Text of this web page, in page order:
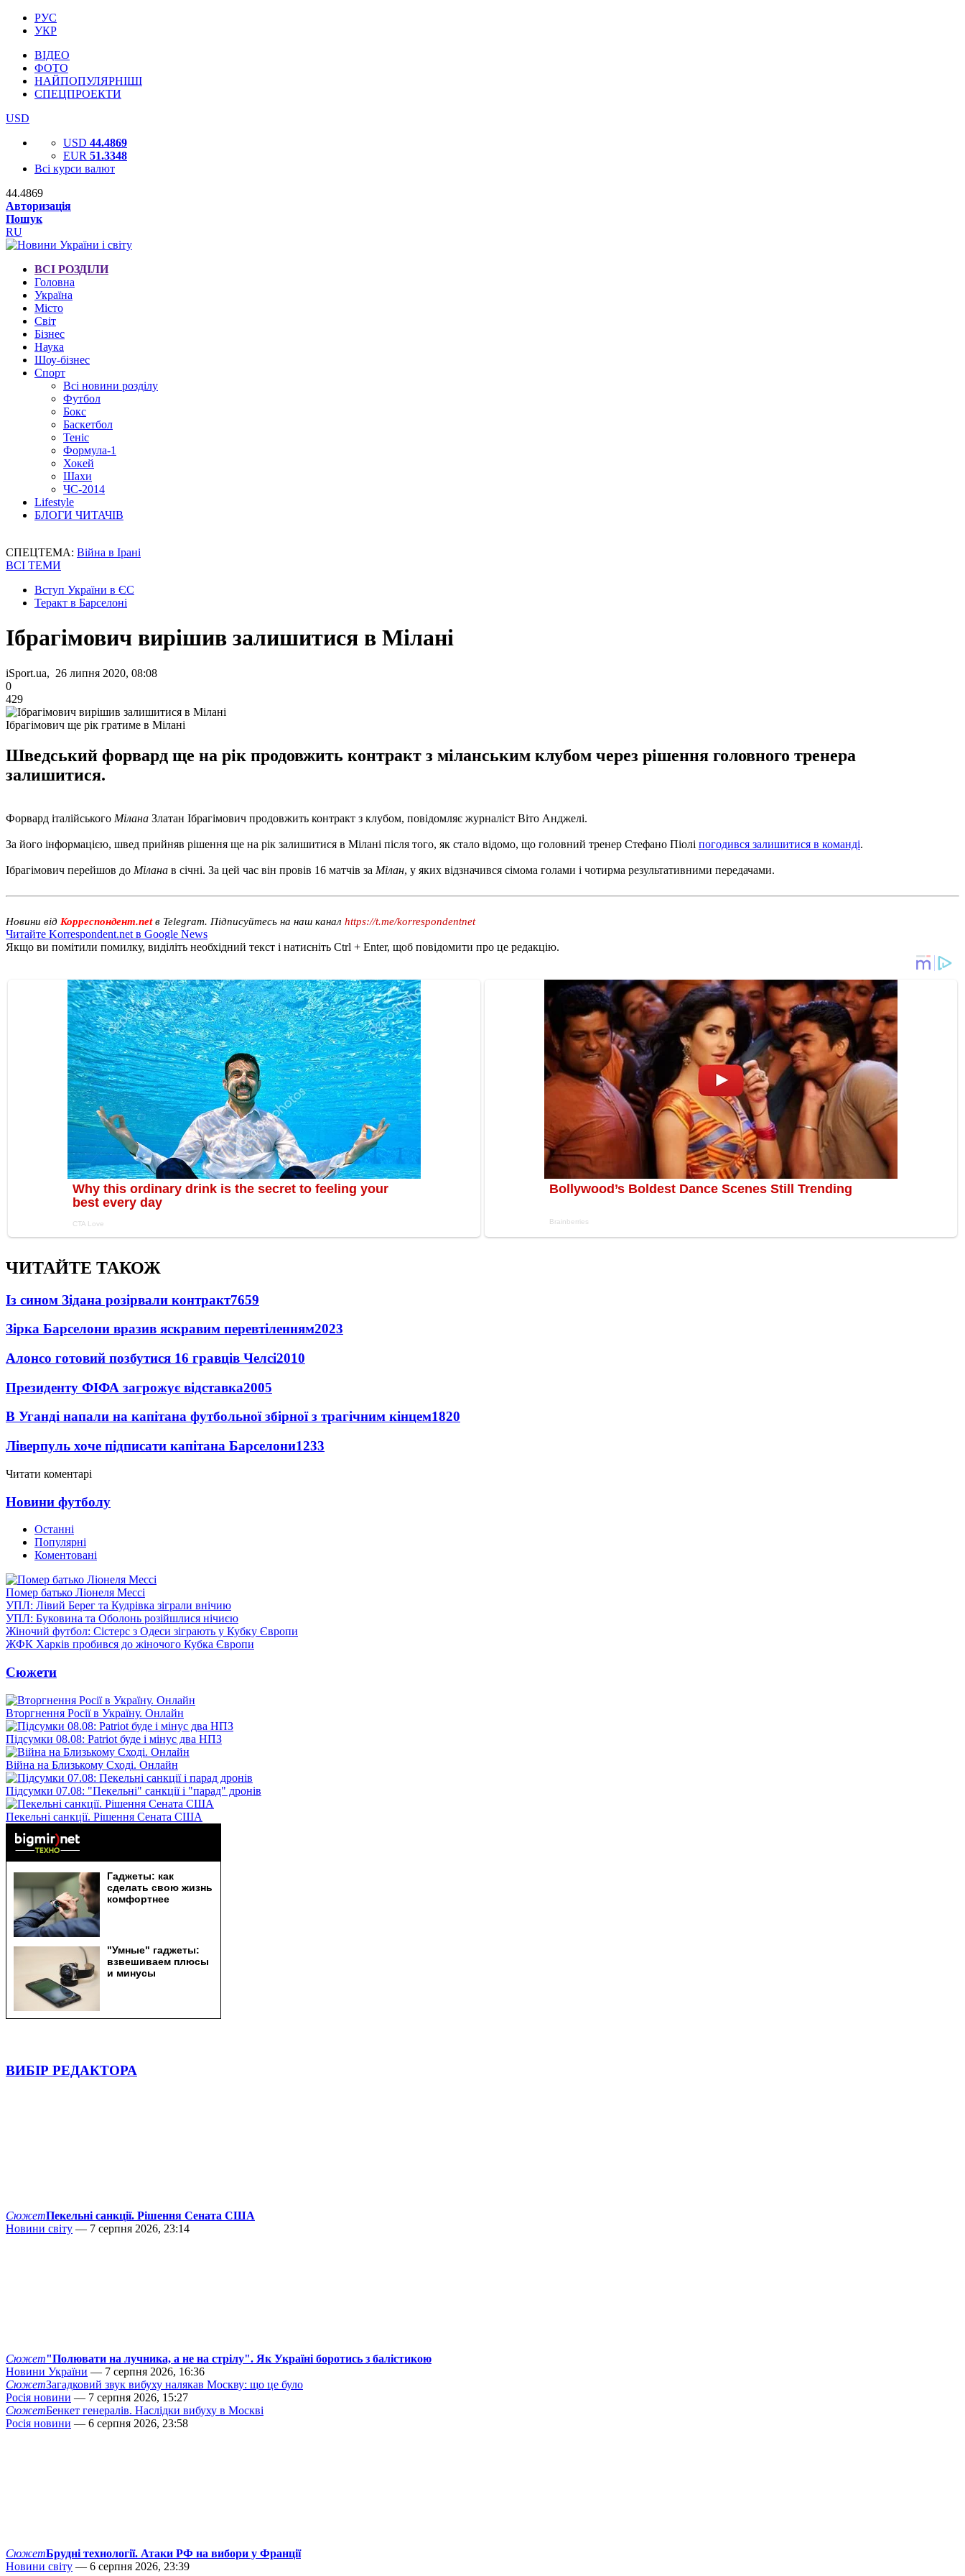
РУС
УКР
ВІДЕО
ФОТО
НАЙПОПУЛЯРНІШІ
СПЕЦПРОЕКТИ
USD
USD 44.4869
EUR 51.3348
Всі курси валют
44.4869
Авторизація
Пошук
RU
ВСІ РОЗДІЛИ
Головна
Україна
Місто
Світ
Бізнес
Наука
Шоу-бізнес
Спорт
Всі новини розділу
Футбол
Бокс
Баскетбол
Теніс
Формула-1
Хокей
Шахи
ЧС-2014
Lifestyle
БЛОГИ ЧИТАЧІВ
СПЕЦТЕМА: Війна в Ірані
ВСІ ТЕМИ
Вступ України в ЄС
Теракт в Барселоні
Ібрагімович вирішив залишитися в Мілані
iSport.ua, 26 липня 2020, 08:08
0
429
Ібрагімович ще рік гратиме в Мілані
Шведський форвард ще на рік продовжить контракт з міланським клубом через рішення головного тренера
залишитися.
Форвард італійського Мілана Златан Ібрагімович продовжить контракт з клубом, повідомляє журналіст Віто Анджелі.
За його інформацією, швед прийняв рішення ще на рік залишитися в Мілані після того, як стало відомо, що головний тренер Стефано Піолі погодився залишитися в команді.
Ібрагімович перейшов до Мілана в січні. За цей час він провів 16 матчів за Мілан, у яких відзначився сімома голами і чотирма результативними передачами.
Новини від Корреспондент.netв Telegram. Підписуйтесь на наш канал https://t.me/korrespondentnet
Читайте Korrespondent.net в Google News
Якщо ви помітили помилку, виділіть необхідний текст і натисніть Ctrl + Enter, щоб повідомити про це редакцію.
ЧИТАЙТЕ ТАКОЖ
Із сином Зідана розірвали контракт7659
Зірка Барселони вразив яскравим перевтіленням2023
Алонсо готовий позбутися 16 гравців Челсі2010
Президенту ФІФА загрожує відставка2005
В Уганді напали на капітана футбольної збірної з трагічним кінцем1820
Ліверпуль хоче підписати капітана Барселони1233
Читати коментарі
Новини футболу
Останні
Популярні
Коментовані
Помер батько Ліонеля Мессі
УПЛ: Лівий Берег та Кудрівка зіграли внічию
УПЛ: Буковина та Оболонь розійшлися нічиєю
Жіночий футбол: Сістерс з Одеси зіграють у Кубку Європи
ЖФК Харків пробився до жіночого Кубка Європи
Сюжети
Вторгнення Росії в Україну. Онлайн
Підсумки 08.08: Patriot буде і мінус два НПЗ
Війна на Близькому Сході. Онлайн
Підсумки 07.08: "Пекельні" санкції і "парад" дронів
Пекельні санкції. Рішення Сената США
ВИБІР РЕДАКТОРА
СюжетПекельні санкції. Рішення Сената США
Новини світу — 7 серпня 2026, 23:14
Сюжет"Полювати на лучника, а не на стрілу". Як Україні боротись з балістикою
Новини України — 7 серпня 2026, 16:36
СюжетЗагадковий звук вибуху налякав Москву: що це було
Росія новини — 7 серпня 2026, 15:27
СюжетБенкет генералів. Наслідки вибуху в Москві
Росія новини — 6 серпня 2026, 23:58
СюжетБрудні технології. Атаки РФ на вибори у Франції
Новини світу — 6 серпня 2026, 23:39